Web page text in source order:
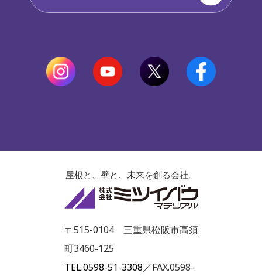
屋根と、壁と、未来を創る会社。
株式会社ミツ
〒515-0104 三重県松阪市高須
町3460-125
TEL.0598-51-3308／FAX.0598-